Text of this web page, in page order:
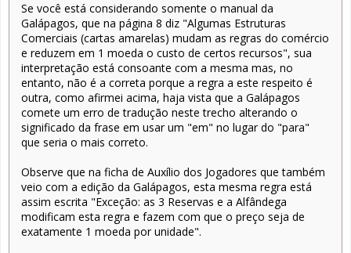
Se você está considerando somente o manual da
Galápagos, que na página 8 diz "Algumas Estruturas
Comerciais (cartas amarelas) mudam as regras do comércio
e reduzem em 1 moeda o custo de certos recursos", sua
interpretação está consoante com a mesma mas, no
entanto, não é a correta porque a regra a este respeito é
outra, como afirmei acima, haja vista que a Galápagos
comete um erro de tradução neste trecho alterando o
significado da frase em usar um "em" no lugar do "para"
que seria o mais correto.
Observe que na ficha de Auxílio dos Jogadores que também
veio com a edição da Galápagos, esta mesma regra está
assim escrita "Exceção: as 3 Reservas e a Alfândega
modificam esta regra e fazem com que o preço seja de
exatamente 1 moeda por unidade".